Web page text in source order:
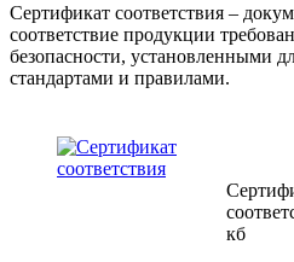
Сертификат соответствия –
соответствие продукции
безопасности, установленными
стандартами и правилами.
кб